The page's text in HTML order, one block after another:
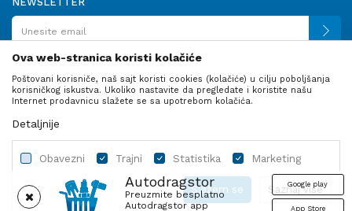
Autodragstor
Preuzmite besplatno
Autodragstor app
Google play
App Store
PRATITE NAS
Ova web-stranica koristi kolačiće
Poštovani korisniče, naš sajt koristi cookies (kolačiće) u cilju poboljšanja
korisničkog iskustva. Ukoliko nastavite da pregledate i koristite našu
Internet prodavnicu slažete se sa upotrebom kolačića.
Detaljnije
Obavezni Trajni Statistika Marketing
Saznaj više
Slažem se